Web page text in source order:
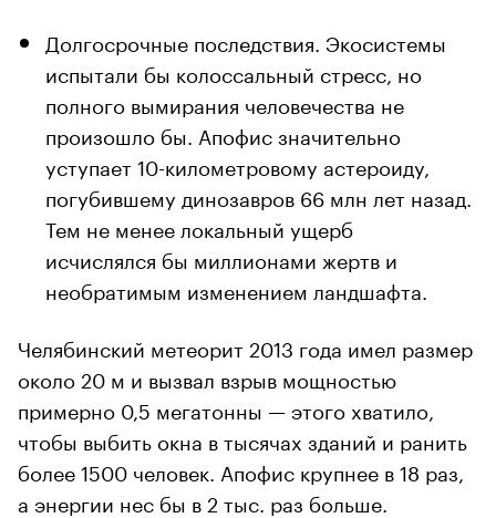
Долгосрочные последствия. Экосистемы
испытали бы колоссальный стресс, но
полного вымирания человечества не
произошло бы. Апофис значительно
уступает 10-километровому астероиду,
погубившему динозавров 66 млн лет назад.
Тем не менее локальный ущерб
исчислялся бы миллионами жертв и
необратимым изменением ландшафта.
Челябинский метеорит 2013 года имел размер
около 20 м и вызвал взрыв мощностью
примерно 0,5 мегатонны — этого хватило,
чтобы выбить окна в тысячах зданий и ранить
более 1500 человек. Апофис крупнее в 18 раз,
а энергии нес бы в 2 тыс. раз больше.